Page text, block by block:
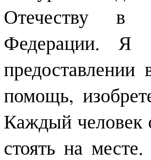
Отечеству в
Федерации.
помощь,
Каждый человек
стоять на